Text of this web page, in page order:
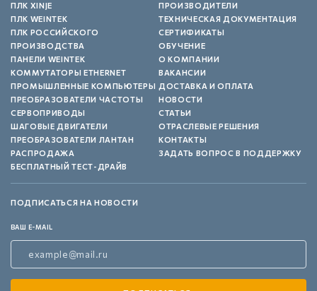
ПЛК XINJE
ПЛК WEINTEK
ПЛК РОССИЙСКОГО
ПРОИЗВОДСТВА
ПАНЕЛИ WEINTEK
КОММУТАТОРЫ ETHERNET
ПРОМЫШЛЕННЫЕ КОМПЬЮТЕРЫ
ПРЕОБРАЗОВАТЕЛИ ЧАСТОТЫ
СЕРВОПРИВОДЫ
ШАГОВЫЕ ДВИГАТЕЛИ
ПРЕОБРАЗОВАТЕЛИ ЛАНТАН
РАСПРОДАЖА
БЕСПЛАТНЫЙ ТЕСТ-ДРАЙВ
ПРОИЗВОДИТЕЛИ
ТЕХНИЧЕСКАЯ ДОКУМЕНТАЦИЯ
СЕРТИФИКАТЫ
ОБУЧЕНИЕ
О КОМПАНИИ
ВАКАНСИИ
ДОСТАВКА И ОПЛАТА
НОВОСТИ
СТАТЬИ
ОТРАСЛЕВЫЕ РЕШЕНИЯ
КОНТАКТЫ
ЗАДАТЬ ВОПРОС В ПОДДЕРЖКУ
ПОДПИСАТЬСЯ НА НОВОСТИ
ВАШ E-MAIL